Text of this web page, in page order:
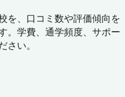
を、口コミ数や評価傾向を
。学費、通学頻度、サポー
さい。